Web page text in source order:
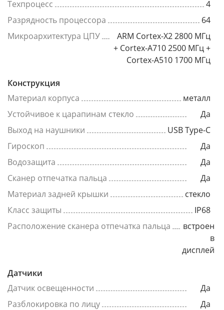
Техпроцесс
4
Разрядность процессора
64
Микроархитектура ЦПУ
ARM Cortex-X2 2800 МГц
+ Cortex-A710 2500 МГц +
Cortex-A510 1700 МГц
Конструкция
Материал корпуса
металл
Устойчивое к царапинам стекло
Да
Выход на наушники
USB Type-C
Гироскоп
Да
Водозащита
Да
Сканер отпечатка пальца
Да
Материал задней крышки
стекло
Класс защиты
IP68
Расположение сканера отпечатка пальца
встроен
в
дисплей
Датчики
Датчик освещенности
Да
Разблокировка по лицу
Да